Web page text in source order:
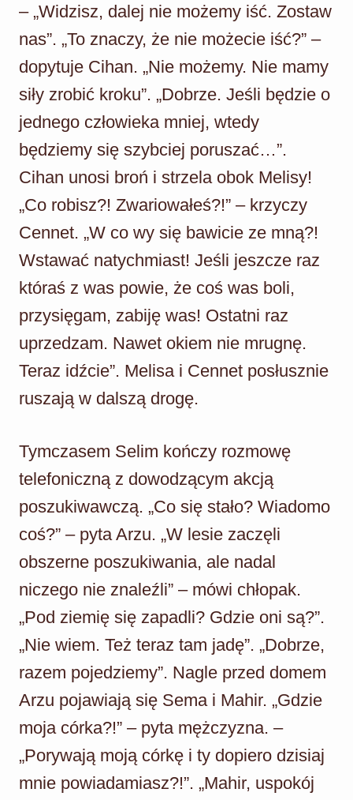
– „Widzisz, dalej nie możemy iść. Zostaw
nas”. „To znaczy, że nie możecie iść?” –
dopytuje Cihan. „Nie możemy. Nie mamy
siły zrobić kroku”. „Dobrze. Jeśli będzie o
jednego człowieka mniej, wtedy
będziemy się szybciej poruszać…”.
Cihan unosi broń i strzela obok Melisy!
„Co robisz?! Zwariowałeś?!” – krzyczy
Cennet. „W co wy się bawicie ze mną?!
Wstawać natychmiast! Jeśli jeszcze raz
któraś z was powie, że coś was boli,
przysięgam, zabiję was! Ostatni raz
uprzedzam. Nawet okiem nie mrugnę.
Teraz idźcie”. Melisa i Cennet posłusznie
ruszają w dalszą drogę.
Tymczasem Selim kończy rozmowę
telefoniczną z dowodzącym akcją
poszukiwawczą. „Co się stało? Wiadomo
coś?” – pyta Arzu. „W lesie zaczęli
obszerne poszukiwania, ale nadal
niczego nie znaleźli” – mówi chłopak.
„Pod ziemię się zapadli? Gdzie oni są?”.
„Nie wiem. Też teraz tam jadę”. „Dobrze,
razem pojedziemy”. Nagle przed domem
Arzu pojawiają się Sema i Mahir. „Gdzie
moja córka?!” – pyta mężczyzna. –
„Porywają moją córkę i ty dopiero dzisiaj
mnie powiadamiasz?!”. „Mahir, uspokój